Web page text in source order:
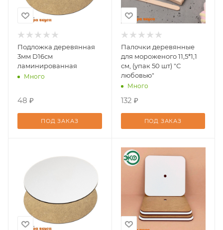
Подложка деревянная
3мм D16см
ламинированная
Много
48 ₽
ПОД ЗАКАЗ
Палочки деревянные
для мороженого 11,5*1,1
см, (упак 50 шт) "С
любовью"
Много
132 ₽
ПОД ЗАКАЗ